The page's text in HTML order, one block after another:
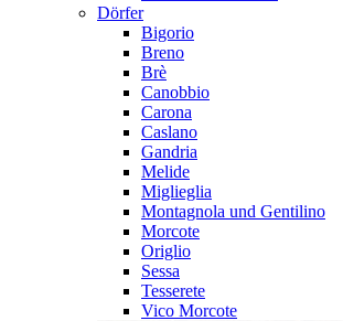
Dörfer
Bigorio
Breno
Brè
Canobbio
Carona
Caslano
Gandria
Melide
Miglieglia
Montagnola und Gentilino
Morcote
Origlio
Sessa
Tesserete
Vico Morcote